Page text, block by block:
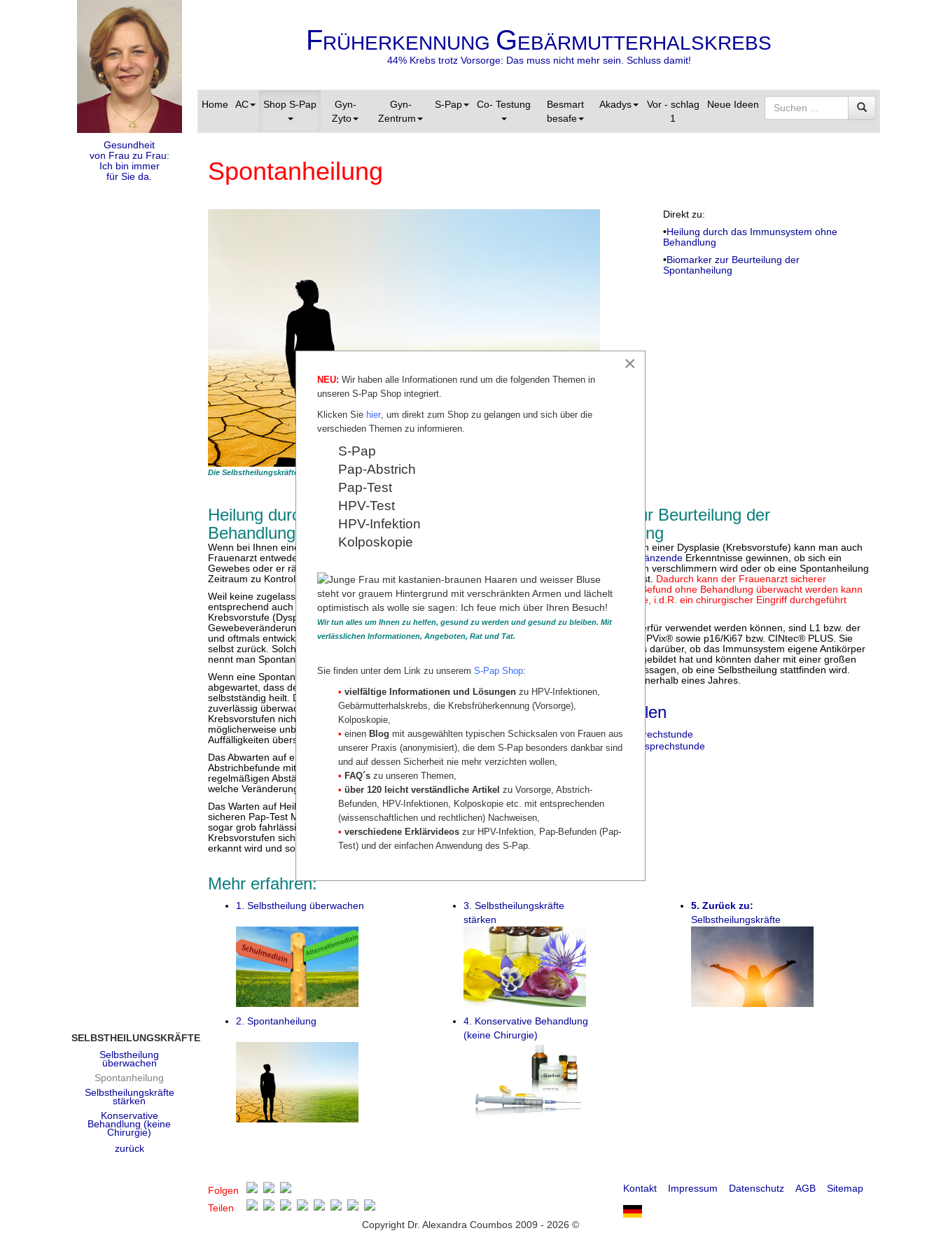
FRÜHERKENNUNG GEBÄRMUTTERHALSKREBS
44% Krebs trotz Vorsorge: Das muss nicht mehr sein. Schluss damit!
Home AC Shop S-Pap
Gyn-
Zyto
Gyn-
Zentrum
S-Pap Co- Testung
Besmart
besafe
Akadys
Vor - schlag
1
Neue Ideen
Gesundheit
von Frau zu Frau:
Ich bin immer
für Sie da.
Spontanheilung
Die Selbstheilungskräfte bestimmen eine Spontanheilung oder Verschlechterung der Krebsvorstufen
Direkt zu:
•Heilung durch das Immunsystem ohne
Behandlung
•Biomarker zur Beurteilung der
Spontanheilung
Heilung durch das Immunsystem ohne
Behandlung
Wenn bei Ihnen eine Krebsvorstufe erkannt wird, empfiehlt der
Frauenarzt entweder eine Operation zur Entfernung des auffälligen
Gewebes oder er rät, abzuwarten und nach einem festgelegten
Zeitraum zu Kontrolle zu kommen.
Weil keine zugelassenen Medikamente zur Therapie bekannt sind, wird
entsprechend auch nicht behandelt. Die Behandlung einer
Krebsvorstufe (Dysplasie) ist jedoch nicht immer zwingend notwendig.
Gewebeveränderungen sind im Laufe des Lebens nicht ungewöhnlich
und oftmals entwickeln sie sich durch das eigene Immunsystem von
selbst zurück. Solch eine Ausheilung ohne therapeutische Maßnahmen
nennt man Spontanheilung.
Wenn eine Spontanheilung gewünscht ist, wird nichts unternommen und
abgewartet, dass der Körper die auffälligen Zellen spontan
selbstständig heilt. Die Entwicklung bzw. der Verlauf sollte allerdings
zuverlässig überwacht werden, denn es könnte auch sein, dass sich die
Krebsvorstufen nicht verbessern, sondern verschlechtern und
möglicherweise unbemerkt Krebs entsteht, wenn der Pap-Test die
Auffälligkeiten übersieht.
Das Abwarten auf eine Spontanheilung setzt unbedingt voraus, dass die
Abstrichbefunde mit einer zuverlässigen Methode erstellt werden und in
regelmäßigen Abständen (i.d.R. 3 oder 6 Monate) überprüft wird,
welche Veränderungen zu erkennen sind.
Das Warten auf Heilung ohne Überwachung der Auffälligkeiten mit einer
sicheren Pap-Test Methode wäre mindestens fahrlässig wenn nicht
sogar grob fahrlässig. Ohne sichern Pap-Test besteht das Risiko, dass
Krebsvorstufen sich verschlechtern, ohne dass diese Entwicklung
erkannt wird und so Krebs entsteht.
Biomarker zur Beurteilung der
Spontanheilung
In bestimmten Stadien einer Dysplasie (Krebsvorstufe) kann man auch
Biomarker ergänzendeErkenntnisse gewinnen, ob sich ein
Befund voraussichtlich verschlimmern wird oder ob eine Spontanheilung
eher wahrscheinlich ist. Dadurch kann der Frauenarzt sicherer
entscheiden, ob der Befund ohne Behandlung überwacht werden kann
oder ob eine Therapie, i.d.R. ein chirurgischer Eingriff durchgeführt
werden muss.
Die Biomarker, die hierfür verwendet werden können, sind L1 bzw. der
cytoactiv®-Test und HPVix® sowie p16/Ki67 bzw. CINtec® PLUS. Sie
geben z.B. Aufschluss darüber, ob das Immunsystem eigene Antikörper
gegen die Krankheit gebildet hat und könnten daher mit einer großen
Zuverlässigkeit voraussagen, ob eine Selbstheilung stattfinden wird.
Diese geschieht oft innerhalb eines Jahres.
S-Pap bestellen
Über unsere Videosprechstunde
Anmeldung zur Videosprechstunde
Mehr erfahren:
1. Selbstheilung überwachen
2. Spontanheilung
3. Selbstheilungskräfte
stärken
4. Konservative Behandlung
(keine Chirurgie)
5. Zurück zu:
Selbstheilungskräfte
SELBSTHEILUNGSKRÄFTE
Selbstheilung
überwachen
Spontanheilung
Selbstheilungskräfte
stärken
Konservative
Behandlung (keine
Chirurgie)
zurück
Folgen
Teilen
Kontakt Impressum Datenschutz AGB Sitemap
Copyright Dr. Alexandra Coumbos 2009 - 2026 ©
×
NEU: Wir haben alle Informationen rund um die folgenden Themen in
unseren S-Pap Shop integriert.
Klicken Sie hier, um direkt zum Shop zu gelangen und sich über die
verschieden Themen zu informieren.
S-Pap
Pap-Abstrich
Pap-Test
HPV-Test
HPV-Infektion
Kolposkopie
Wir tun alles um Ihnen zu helfen, gesund zu werden und gesund zu bleiben. Mit
verlässlichen Informationen, Angeboten, Rat und Tat.
Sie finden unter dem Link zu unserem S-Pap Shop:
• vielfältige Informationen und Lösungen zu HPV-Infektionen,
Gebärmutterhalskrebs, die Krebsfrüherkennung (Vorsorge),
Kolposkopie,
• einen Blog mit ausgewählten typischen Schicksalen von Frauen aus
unserer Praxis (anonymisiert), die dem S-Pap besonders dankbar sind
und auf dessen Sicherheit nie mehr verzichten wollen,
• FAQ´s zu unseren Themen,
• über 120 leicht verständliche Artikel zu Vorsorge, Abstrich-
Befunden, HPV-Infektionen, Kolposkopie etc. mit entsprechenden
(wissenschaftlichen und rechtlichen) Nachweisen,
• verschiedene Erklärvideos zur HPV-Infektion, Pap-Befunden (Pap-
Test) und der einfachen Anwendung des S-Pap.